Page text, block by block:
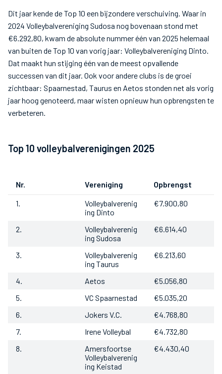
Dit jaar kende de Top 10 een bijzondere verschuiving. Waar in
2024 Volleybalvereniging Sudosa nog bovenaan stond met
€6.292,80, kwam de absolute nummer één van 2025 helemaal
van buiten de Top 10 van vorig jaar: Volleybalvereniging Dinto.
Dat maakt hun stijging één van de meest opvallende
successen van dit jaar. Ook voor andere clubs is de groei
zichtbaar: Spaarnestad, Taurus en Aetos stonden net als vorig
jaar hoog genoteerd, maar wisten opnieuw hun opbrengsten te
verbeteren.
Top 10 volleybalverenigingen 2025
Nr. Vereniging
Opbrengst
1.
Volleybalverenig
ing Dinto
€7.900,80
2.
Volleybalverenig
ing Sudosa
€6.614,40
3.
Volleybalverenig
ing Taurus
€6.213,60
4. Aetos
€5.056,80
5.
VC Spaarnestad
€5.035,20
6.
Jokers V.C.
€4.768,80
7.
Irene Volleybal
€4.732,80
8.
Amersfoortse
Volleybalverenig
ing Keistad
€4.430,40